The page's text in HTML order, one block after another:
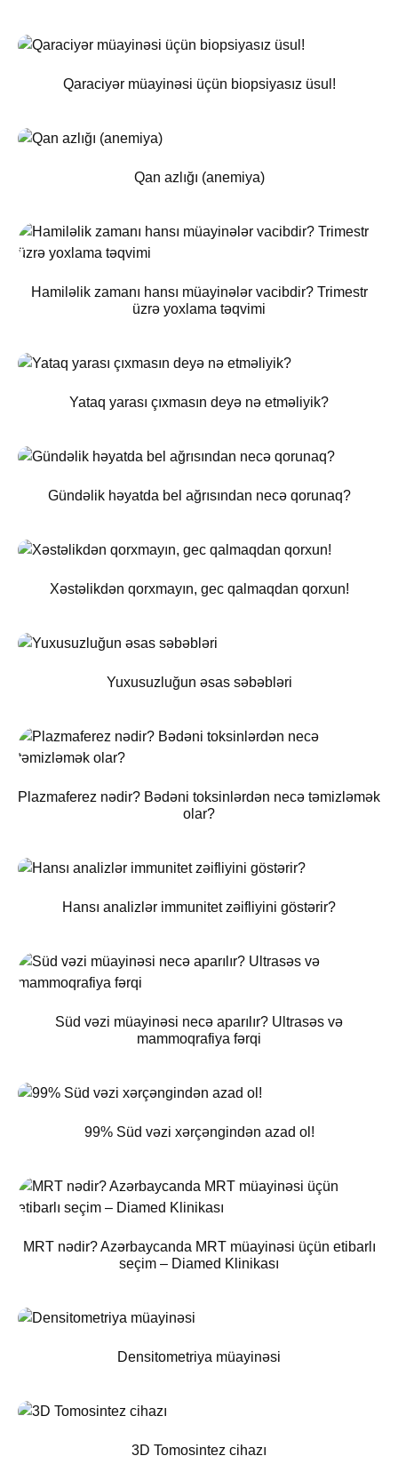
Qaraciyər müayinəsi üçün biopsiyasız üsul!
Qan azlığı (anemiya)
Hamiləlik zamanı hansı müayinələr vacibdir? Trimestr
üzrə yoxlama təqvimi
Yataq yarası çıxmasın deyə nə etməliyik?
Gündəlik həyatda bel ağrısından necə qorunaq?
Xəstəlikdən qorxmayın, gec qalmaqdan qorxun!
Yuxusuzluğun əsas səbəbləri
Plazmaferez nədir? Bədəni toksinlərdən necə təmizləmək
olar?
Hansı analizlər immunitet zəifliyini göstərir?
Süd vəzi müayinəsi necə aparılır? Ultrasəs və
mammoqrafiya fərqi
99% Süd vəzi xərçəngindən azad ol!
MRT nədir? Azərbaycanda MRT müayinəsi üçün etibarlı
seçim – Diamed Klinikası
Densitometriya müayinəsi
3D Tomosintez cihazı